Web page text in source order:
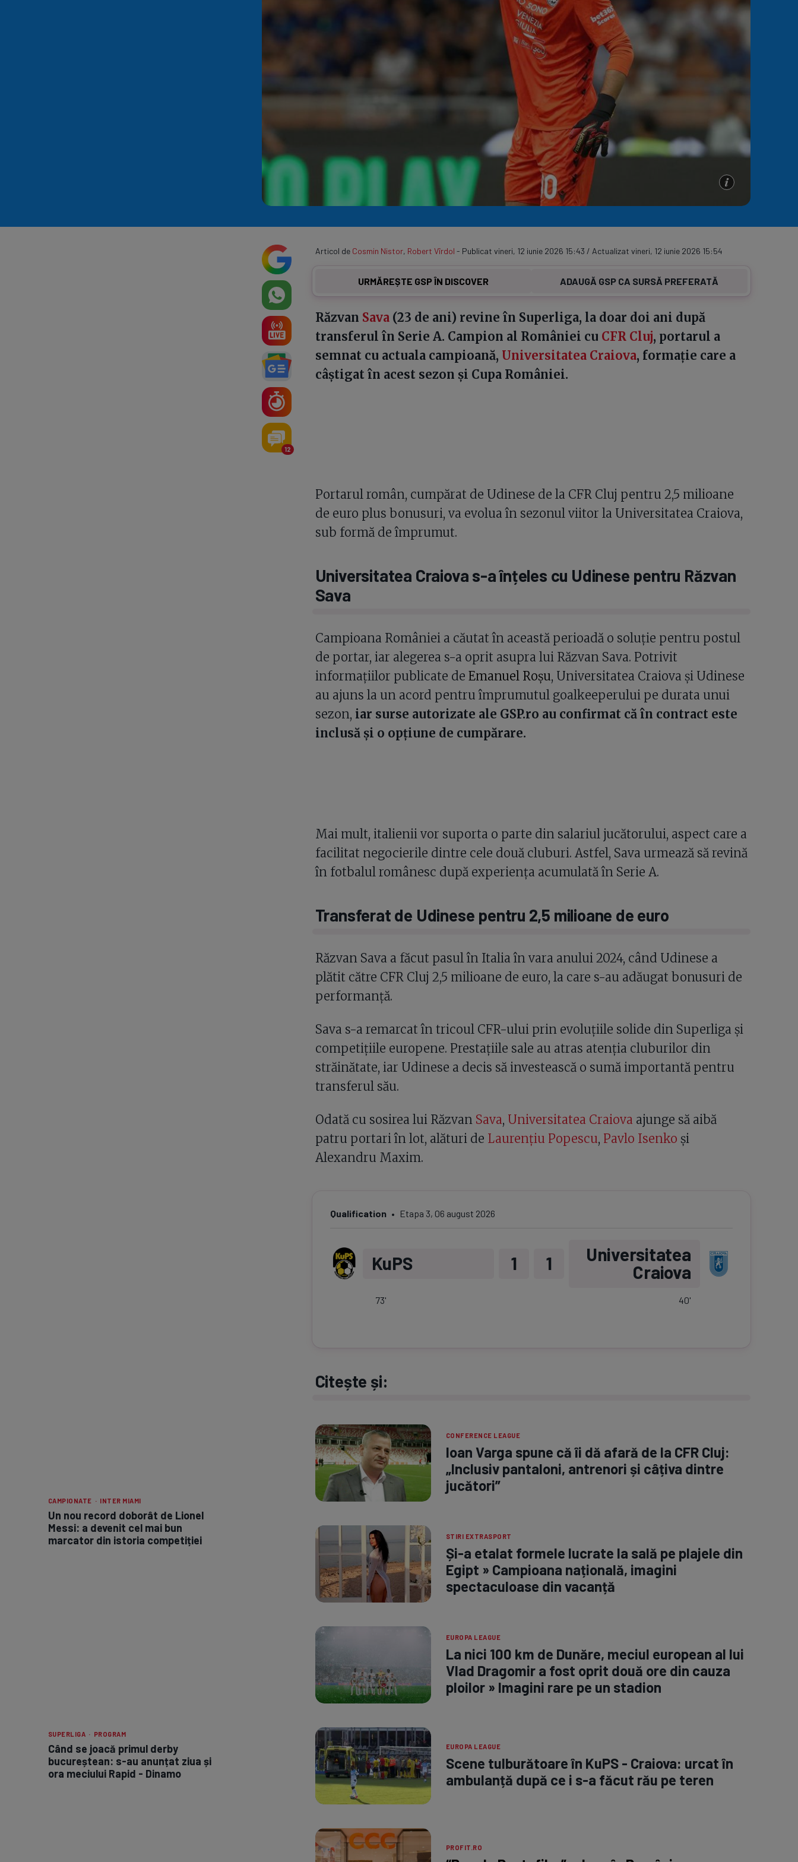
Serie A
Echipe Meciuri Clasament
CAMPIONATE · INTER MIAMI
Un nou record doborât de Lionel
Messi: a devenit cel mai bun
marcator din istoria competiției
SUPERLIGA · PROGRAM
Când se joacă primul derby
bucureștean: s-au anunțat ziua și
ora meciului Rapid - Dinamo
12
Articol de Cosmin Nistor, Robert Vîrdol - Publicat vineri, 12 iunie 2026 15:43 / Actualizat vineri, 12 iunie 2026 15:54
URMĂREȘTE GSP ÎN DISCOVER ADAUGĂ GSP CA SURSĂ PREFERATĂ
Răzvan Sava(23 de ani) revine în Superliga, la doar doi ani după
transferul în Serie A. Campion al României cu CFR Cluj, portarul a
semnat cu actuala campioană, Universitatea Craiova, formație care a
câștigat în acest sezon și Cupa României.
Portarul român, cumpărat de Udinese de la CFR Cluj pentru 2,5 milioane
de euro plus bonusuri, va evolua în sezonul viitor la Universitatea Craiova,
sub formă de împrumut.
Universitatea Craiova s-a înțeles cu Udinese pentru Răzvan
Sava
Campioana României a căutat în această perioadă o soluție pentru postul
de portar, iar alegerea s-a oprit asupra lui Răzvan Sava. Potrivit
informațiilor publicate de Emanuel Roșu, Universitatea Craiova și Udinese
au ajuns la un acord pentru împrumutul goalkeeperului pe durata unui
sezon, iar surse autorizate ale GSP.ro au confirmat că în contract este
inclusă și o opțiune de cumpărare.
Mai mult, italienii vor suporta o parte din salariul jucătorului, aspect care a
facilitat negocierile dintre cele două cluburi. Astfel, Sava urmează să revină
în fotbalul românesc după experiența acumulată în Serie A.
Transferat de Udinese pentru 2,5 milioane de euro
Răzvan Sava a făcut pasul în Italia în vara anului 2024, când Udinese a
plătit către CFR Cluj 2,5 milioane de euro, la care s-au adăugat bonusuri de
performanță.
Sava s-a remarcat în tricoul CFR-ului prin evoluțiile solide din Superliga și
competițiile europene. Prestațiile sale au atras atenția cluburilor din
străinătate, iar Udinese a decis să investească o sumă importantă pentru
transferul său.
Odată cu sosirea lui Răzvan Sava, Universitatea Craiova ajunge să aibă
patru portari în lot, alături de Laurențiu Popescu, Pavlo Isenko și
Alexandru Maxim.
Qualification Etapa 3, 06 august 2026
73'
KuPS 1
Universitatea
Craiova
1
40'
Citește și:
CONFERENCE LEAGUE
Ioan Varga spune că îi dă afară de la CFR Cluj:
„Inclusiv pantaloni, antrenori și câțiva dintre
jucători”
STIRI EXTRASPORT
Și-a etalat formele lucrate la sală pe plajele din
Egipt » Campioana națională, imagini
spectaculoase din vacanță
EUROPA LEAGUE
La nici 100 km de Dunăre, meciul european al lui
Vlad Dragomir a fost oprit două ore din cauza
ploilor » Imagini rare pe un stadion
EUROPA LEAGUE
Scene tulburătoare în KuPS - Craiova: urcat în
ambulanță după ce i s-a făcut rău pe teren
PROFIT.RO